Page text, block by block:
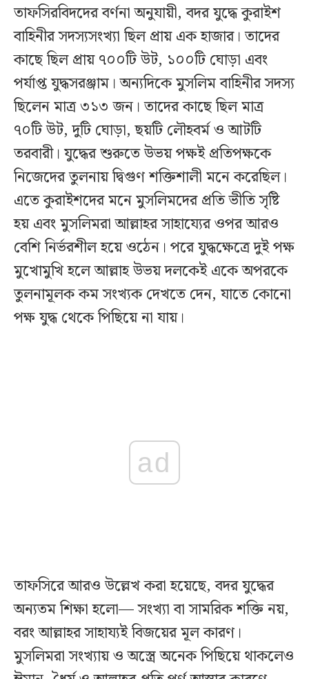
তাফসিরবিদদের বর্ণনা অনুযায়ী, বদর যুদ্ধে কুরাইশ
বাহিনীর সদস্যসংখ্যা ছিল প্রায় এক হাজার। তাদের
কাছে ছিল প্রায় ৭০০টি উট, ১০০টি ঘোড়া এবং
পর্যাপ্ত যুদ্ধসরঞ্জাম। অন্যদিকে মুসলিম বাহিনীর সদস্য
ছিলেন মাত্র ৩১৩ জন। তাদের কাছে ছিল মাত্র
৭০টি উট, দুটি ঘোড়া, ছয়টি লৌহবর্ম ও আটটি
তরবারী। যুদ্ধের শুরুতে উভয় পক্ষই প্রতিপক্ষকে
নিজেদের তুলনায় দ্বিগুণ শক্তিশালী মনে করেছিল।
এতে কুরাইশদের মনে মুসলিমদের প্রতি ভীতি সৃষ্টি
হয় এবং মুসলিমরা আল্লাহর সাহায্যের ওপর আরও
বেশি নির্ভরশীল হয়ে ওঠেন। পরে যুদ্ধক্ষেত্রে দুই পক্ষ
মুখোমুখি হলে আল্লাহ উভয় দলকেই একে অপরকে
তুলনামূলক কম সংখ্যক দেখতে দেন, যাতে কোনো
পক্ষ যুদ্ধ থেকে পিছিয়ে না যায়।
ad
তাফসিরে আরও উল্লেখ করা হয়েছে, বদর যুদ্ধের
অন্যতম শিক্ষা হলো— সংখ্যা বা সামরিক শক্তি নয়,
বরং আল্লাহর সাহায্যই বিজয়ের মূল কারণ।
মুসলিমরা সংখ্যায় ও অস্ত্রে অনেক পিছিয়ে থাকলেও